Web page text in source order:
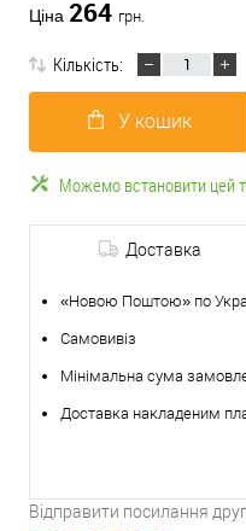
Ціна 264 грн.
Кількість:
У кошик
Можемо встановити цей
Доставка
«Новою Поштою» по
Самовивіз
Мінімальна сума
Доставка накладеним
Відправити посилання